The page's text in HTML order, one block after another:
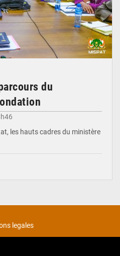
du
les hauts cadres du ministère
legales